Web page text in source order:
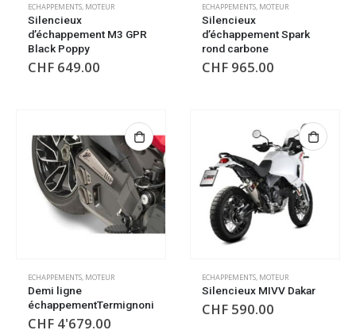
ECHAPPEMENTS, MOTEUR
Silencieux
d’échappement M3 GPR
Black Poppy
CHF 649.00
ECHAPPEMENTS, MOTEUR
Silencieux
d’échappement Spark
rond carbone
CHF 965.00
ECHAPPEMENTS, MOTEUR
Demi ligne
échappementTermignoni
CHF 4'679.00
ECHAPPEMENTS, MOTEUR
Silencieux MIVV Dakar
CHF 590.00